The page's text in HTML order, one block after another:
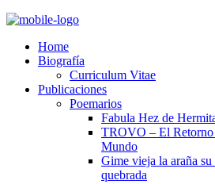
Home
Biografía
Curriculum Vitae​
Publicaciones
Poemarios
Fabula Hez de
TROVO – El
Mundo
Gime vieja la araña
quebrada